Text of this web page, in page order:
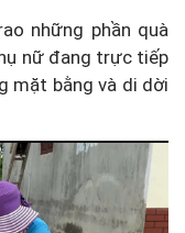
những phần quà
nữ đang trực tiếp
mặt bằng và di dời